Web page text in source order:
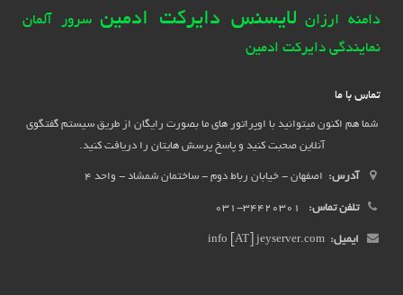
دامنه ارزان لایسنس دایرکت ادمین سرور آلمان
نمایندگی دایرکت ادمین
تماس با ما
شما هم اکنون میتوانید با اوپراتور های ما بصورت رایگان از طریق سیستم گفتگوی
آنلاین صحبت کنید و پاسخ پرسش هایتان را دریافت کنید.
آدرس: اصفهان - خیابان رباط دوم - ساختمان شمشاد - واحد 4
تلفن تماس:
ایمیل: